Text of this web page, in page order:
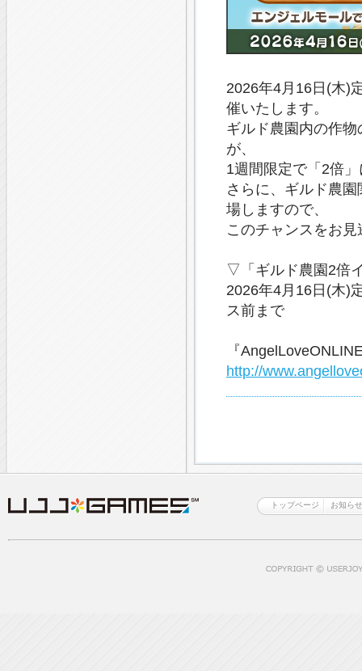
2026年4月16日(木)
催いたします。
ギルド農園内の作
が、
1週間限定で「2倍
さらに、ギルド農
場しますので、
このチャンスをお見
▽「ギルド農園2倍
2026年4月16日(木)
ス前まで
『
http://
トップページ お知らせ